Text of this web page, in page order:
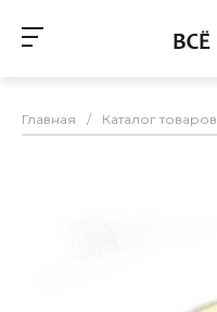
Главная / Каталог товаров